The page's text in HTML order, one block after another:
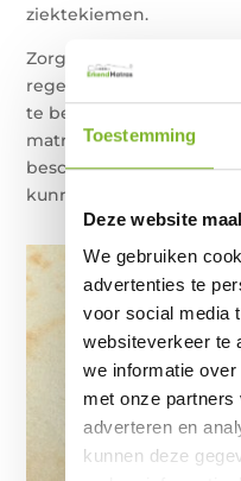
Toestemming
Deze website
We gebruiken
advertenties te
voor social media
websiteverkeer te
we informatie
met onze
adverteren en
kunnen deze
ziektekiemen.
Zorg ervoor dat u uw
regelmatig wast om
te behouden. Een
matras dragen bij aan
beschermen u tegen
kunnen beïnvloeden